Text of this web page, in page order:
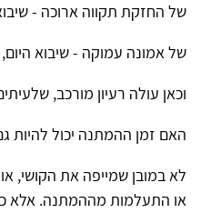
של החזקת תקווה ארוכה -
של אמונה עמוקה - שיבוא
וכאן עולה רעיון מורכב,
האם זמן ההמתנה יכול
לא במובן שמייפה את הקושי,
או התעלמות מההמתנה. אלא